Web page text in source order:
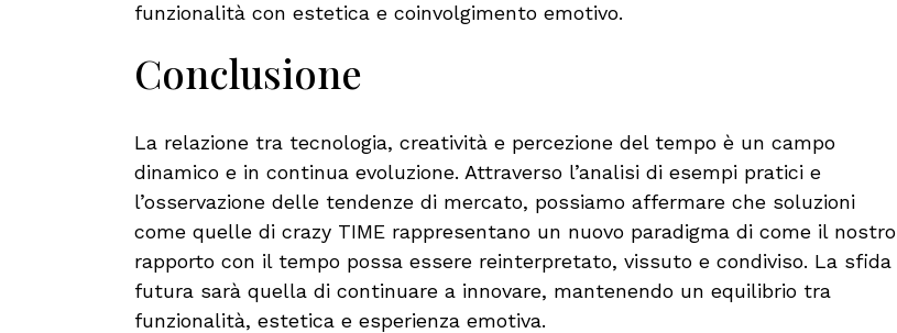
funzionalità con estetica e coinvolgimento emotivo.
Conclusione
La relazione tra tecnologia, creatività e percezione del tempo è un campo
dinamico e in continua evoluzione. Attraverso l’analisi di esempi pratici e
l’osservazione delle tendenze di mercato, possiamo affermare che soluzioni
come quelle di crazy TIME rappresentano un nuovo paradigma di come il nostro
rapporto con il tempo possa essere reinterpretato, vissuto e condiviso. La sfida
futura sarà quella di continuare a innovare, mantenendo un equilibrio tra
funzionalità, estetica e esperienza emotiva.